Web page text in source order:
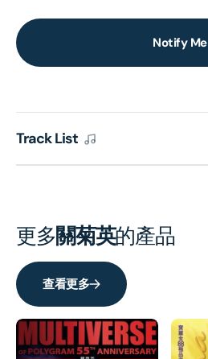
Notify Me
Track List
更多關菊英的產品
查看更多